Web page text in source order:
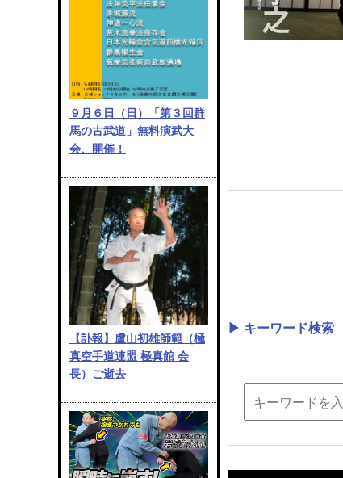
９月６日（日）「第３回群
馬の古武道」無料演武大
会、開催！
【訃報】盧山初雄師範（極
真空手道連盟 極真館 会
長）ご逝去
▶ キーワード検索